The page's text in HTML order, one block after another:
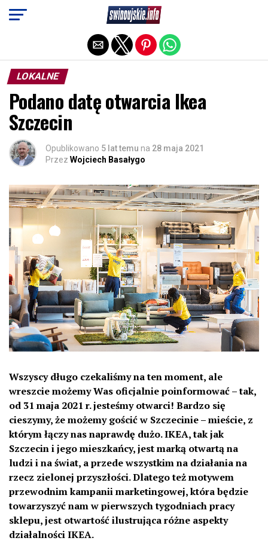
LOKALNE
Podano datę otwarcia Ikea
Szczecin
Opublikowano 5 lat temu na 28 maja 2021
Przez Wojciech Basałygo
Wszyscy długo czekaliśmy na ten moment, ale
wreszcie możemy Was oficjalnie poinformować – tak,
od 31 maja 2021 r. jesteśmy otwarci! Bardzo się
cieszymy, że możemy gościć w Szczecinie – mieście, z
którym łączy nas naprawdę dużo. IKEA, tak jak
Szczecin i jego mieszkańcy, jest marką otwartą na
ludzi i na świat, a przede wszystkim na działania na
rzecz zielonej przyszłości. Dlatego też motywem
przewodnim kampanii marketingowej, która będzie
towarzyszyć nam w pierwszych tygodniach pracy
sklepu, jest otwartość ilustrująca różne aspekty
działalności IKEA.
Exit mobile version